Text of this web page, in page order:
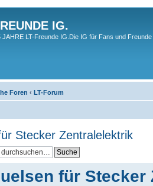
IG.
JAHRE LT-Freunde IG.Die IG für Fans und
Foren ‹ LT-Forum
Stecker Zentralelektrik
für Stecker